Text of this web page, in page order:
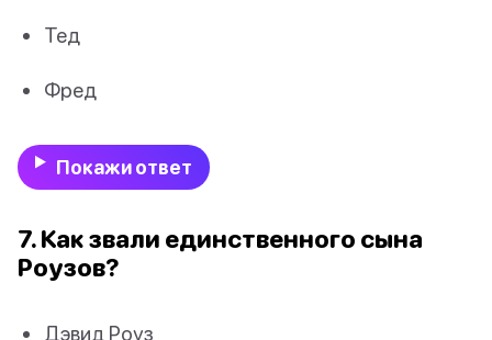
Тед
Фред
Покажи ответ
7. Как звали единственного сына
Роузов?
Дэвид Роуз